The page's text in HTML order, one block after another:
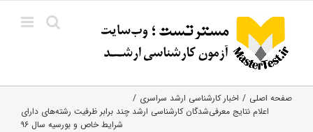
content
صفحه اصلی
اخبار کارشناسی ارشد سراسری
اعلام نتایج معرفی‌شدگان کارشناسی ارشد چند برابر ظرفیت رشته‌های دارای
شرایط خاص و بورسیه سال ۹۶